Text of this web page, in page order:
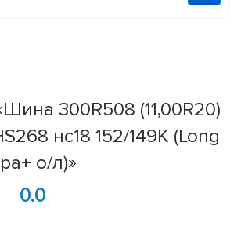
300R508 (11,00R20)
нс18 152/149K (Long
о/л)»
0.0